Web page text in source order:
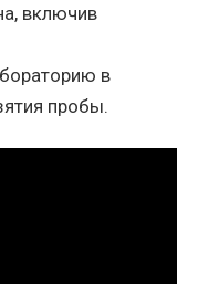
включив
в
пробы.